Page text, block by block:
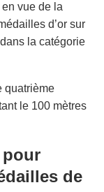
vue de la
d’or sur
la catégorie
quatrième
le 100 mètres
pour
de